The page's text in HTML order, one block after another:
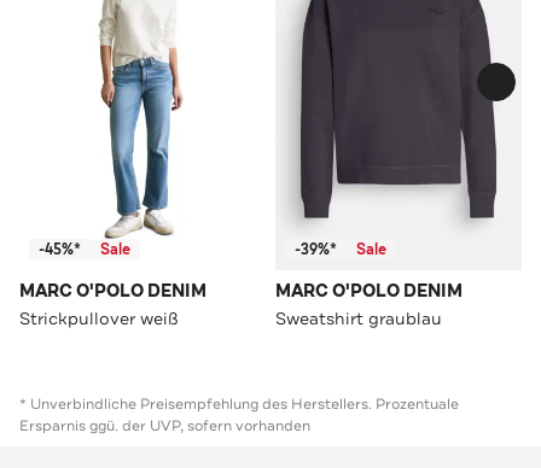
-45%* Sale
MARC O'POLO DENIM
Strickpullover weiß
-39%* Sale
MARC O'POLO DENIM
Sweatshirt graublau
* Unverbindliche Preisempfehlung des Herstellers. Prozentuale
Ersparnis ggü. der UVP, sofern vorhanden